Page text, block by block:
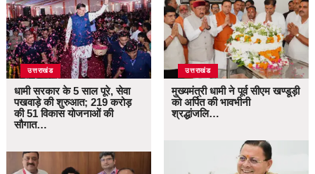
उत्तराखंड
धामी सरकार के 5 साल पूरे, सेवा
पखवाड़े की शुरुआत; 219 करोड़
की 51 विकास योजनाओं की
सौगात…
उत्तराखंड
मुख्यमंत्री धामी ने पूर्व सीएम खण्डूड़ी
को अर्पित की भावभीनी
श्रद्धांजलि…